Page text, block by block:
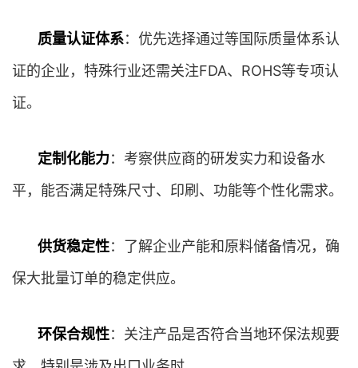
质量认证体系：优先选择通过等国际质量体系认
证的企业，特殊行业还需关注FDA、ROHS等专项认
证。
定制化能力：考察供应商的研发实力和设备水
平，能否满足特殊尺寸、印刷、功能等个性化需求。
供货稳定性：了解企业产能和原料储备情况，确
保大批量订单的稳定供应。
环保合规性：关注产品是否符合当地环保法规要